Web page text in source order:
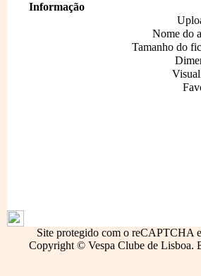
Informação
Nome do
Tamanho do
Site protegido com o reCAPTCHA
Copyright © Vespa Clube de Lisboa.